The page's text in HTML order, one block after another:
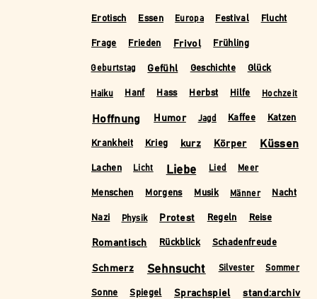
Erotisch Essen Europa Festival Flucht
Frage Frieden Frivol Frühling
Geburtstag Gefühl Geschichte Glück
Haiku Hanf Hass Herbst Hilfe Hochzeit
Hoffnung Humor Jagd Kaffee Katzen
Krankheit Krieg kurz Körper Küssen
Lachen Licht Liebe Lied Meer
Menschen Morgens Musik Männer Nacht
Nazi Physik Protest Regeln Reise
Romantisch Rückblick Schadenfreude
Schmerz Sehnsucht Silvester Sommer
Sonne Spiegel Sprachspiel stand:archiv